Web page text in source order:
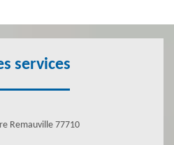
services
Remauville 77710